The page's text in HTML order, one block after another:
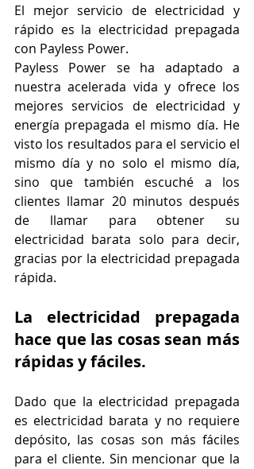
El mejor servicio de electricidad y
rápido es la electricidad prepagada
con Payless Power.
Payless Power se ha adaptado a
nuestra acelerada vida y ofrece los
mejores servicios de electricidad y
energía prepagada el mismo día. He
visto los resultados para el servicio el
mismo día y no solo el mismo día,
sino que también escuché a los
clientes llamar 20 minutos después
de llamar para obtener su
electricidad barata solo para decir,
gracias por la electricidad prepagada
rápida.
La electricidad prepagada
hace que las cosas sean más
rápidas y fáciles.
Dado que la electricidad prepagada
es electricidad barata y no requiere
depósito, las cosas son más fáciles
para el cliente. Sin mencionar que la